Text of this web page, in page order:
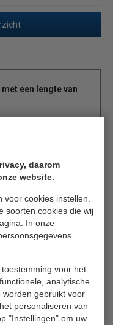
daarom
website.
cookies instellen.
soorten cookies die wij
In onze
voor het
analytische
gebruikt voor
personaliseren van
"Instellingen" om uw
een lengte van
eigentijdse en
gepolijst is.
het bestek
DM236
€ 19,00
bekijken